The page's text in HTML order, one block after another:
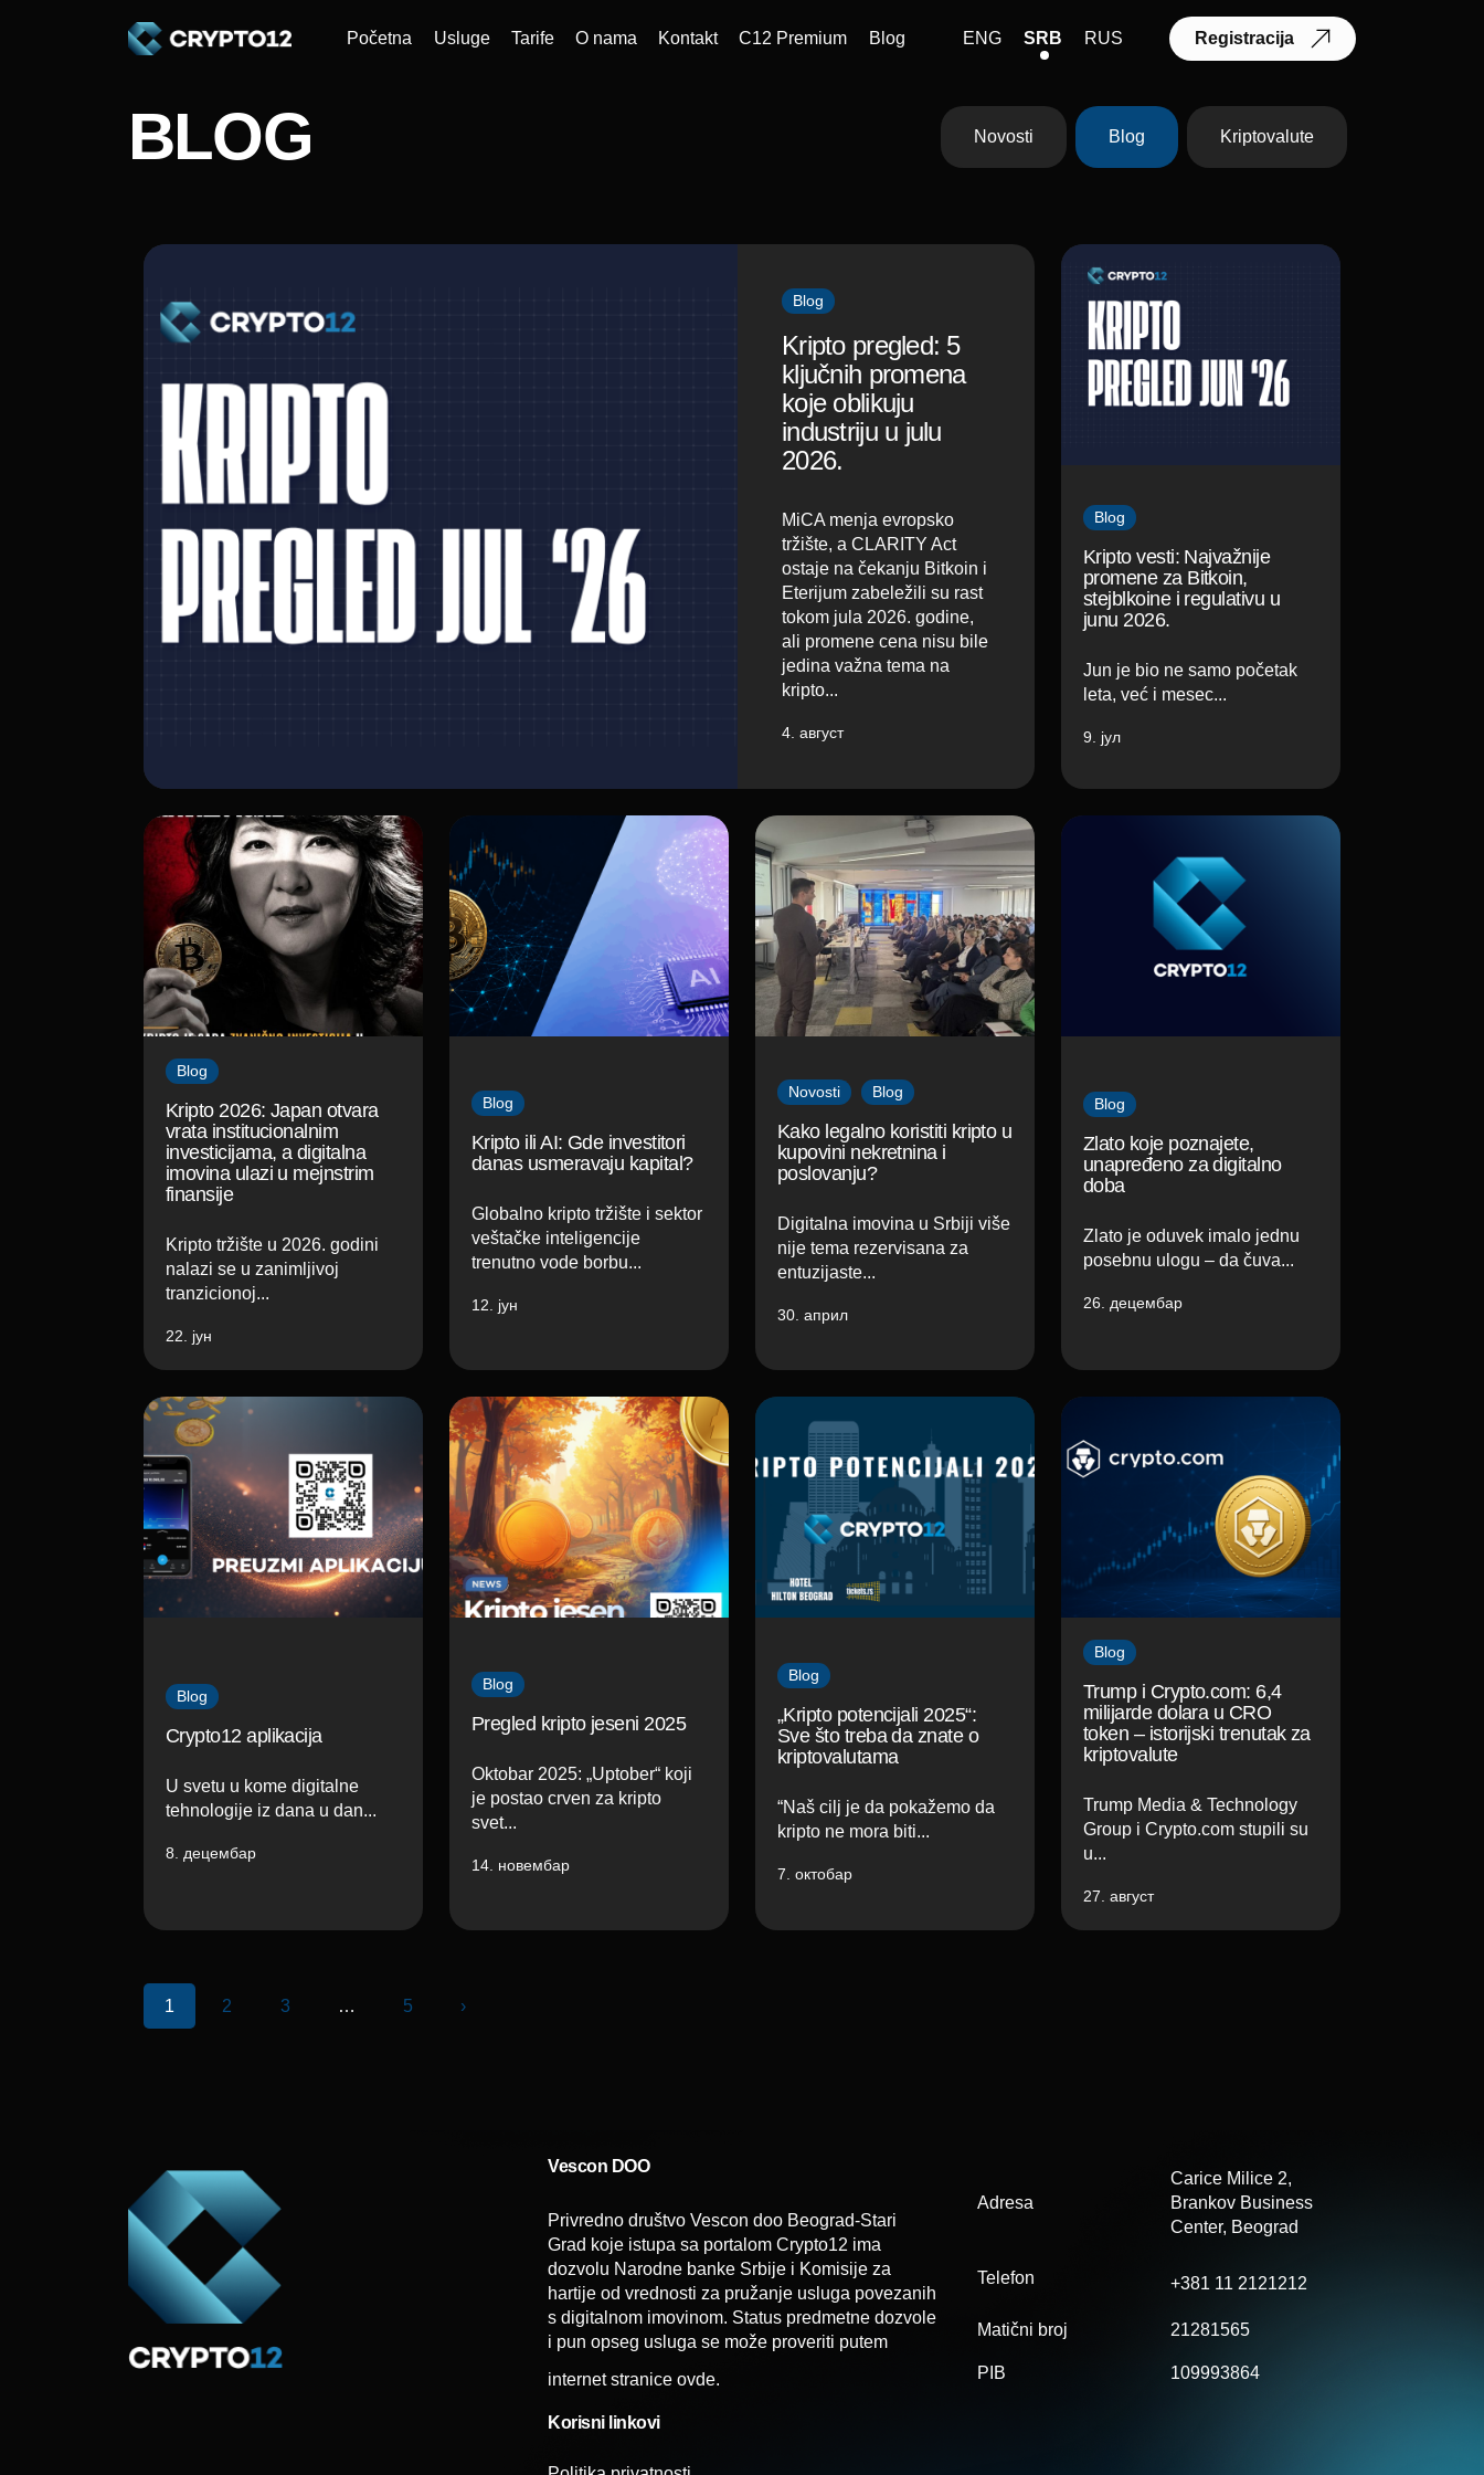
Početna Usluge Tarife O nama Kontakt C12 Premium Blog ENG SRB RUS Registracija
BLOG Novosti Blog Kriptovalute
Blog
Kripto pregled: 5
ključnih promena
koje oblikuju
industriju u julu
2026.
MiCA menja evropsko
tržište, a CLARITY Act
ostaje na čekanju Bitkoin i
Eterijum zabeležili su rast
tokom jula 2026. godine,
ali promene cena nisu bile
jedina važna tema na
kripto...
4. август
Blog
Kripto vesti: Najvažnije
promene za Bitkoin,
stejblkoine i regulativu u
junu 2026.
Jun je bio ne samo početak
leta, već i mesec...
9. јул
Blog
Kripto 2026: Japan otvara
vrata institucionalnim
investicijama, a digitalna
imovina ulazi u mejnstrim
finansije
Kripto tržište u 2026. godini
nalazi se u zanimljivoj
tranzicionoj...
22. јун
Blog
Kripto ili AI: Gde investitori
danas usmeravaju kapital?
Globalno kripto tržište i sektor
veštačke inteligencije
trenutno vode borbu...
12. јун
Novosti Blog
Kako legalno koristiti kripto u
kupovini nekretnina i
poslovanju?
Digitalna imovina u Srbiji više
nije tema rezervisana za
entuzijaste...
30. април
Blog
Zlato koje poznajete,
unapređeno za digitalno
doba
Zlato je oduvek imalo jednu
posebnu ulogu – da čuva...
26. децембар
Blog
Crypto12 aplikacija
U svetu u kome digitalne
tehnologije iz dana u dan...
8. децембар
Blog
Pregled kripto jeseni 2025
Oktobar 2025: „Uptober“ koji
je postao crven za kripto
svet...
14. новембар
Blog
„Kripto potencijali 2025“:
Sve što treba da znate o
kriptovalutama
“Naš cilj je da pokažemo da
kripto ne mora biti...
7. октобар
Blog
Trump i Crypto.com: 6,4
milijarde dolara u CRO
token – istorijski trenutak za
kriptovalute
Trump Media & Technology
Group i Crypto.com stupili su
u...
27. август
1 2 3 … 5 ›
Vescon DOO
Privredno društvo Vescon doo Beograd-Stari
Grad koje istupa sa portalom Crypto12 ima
dozvolu Narodne banke Srbije i Komisije za
hartije od vrednosti za pružanje usluga povezanih
s digitalnom imovinom. Status predmetne dozvole
i pun opseg usluga se može proveriti putem
internet stranice ovde.
Adresa
Carice Milice 2,
Brankov Business
Center, Beograd
Telefon +381 11 2121212
Matični broj 21281565
PIB 109993864
Korisni linkovi